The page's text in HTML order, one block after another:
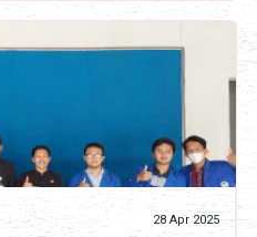
28 Apr 2025